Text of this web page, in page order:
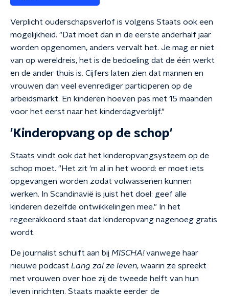
Verplicht ouderschapsverlof is volgens Staats ook een
mogelijkheid. "Dat moet dan in de eerste anderhalf jaar
worden opgenomen, anders vervalt het. Je mag er niet
van op wereldreis, het is de bedoeling dat de één werkt
en de ander thuis is. Cijfers laten zien dat mannen en
vrouwen dan veel evenrediger participeren op de
arbeidsmarkt. En kinderen hoeven pas met 15 maanden
voor het eerst naar het kinderdagverblijf."
'Kinderopvang op de schop'
Staats vindt ook dat het kinderopvangsysteem op de
schop moet. "Het zit 'm al in het woord: er moet iets
opgevangen worden zodat volwassenen kunnen
werken. In Scandinavië is juist het doel: geef alle
kinderen dezelfde ontwikkelingen mee." In het
regeerakkoord staat dat kinderopvang nagenoeg gratis
wordt.
De journalist schuift aan bij MISCHA!vanwege haar
nieuwe podcast Lang zal ze leven, waarin ze spreekt
met vrouwen over hoe zij de tweede helft van hun
leven inrichten. Staats maakte eerder de